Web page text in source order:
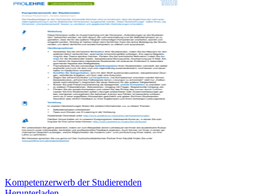
Kompetenzerwerb der Studierenden